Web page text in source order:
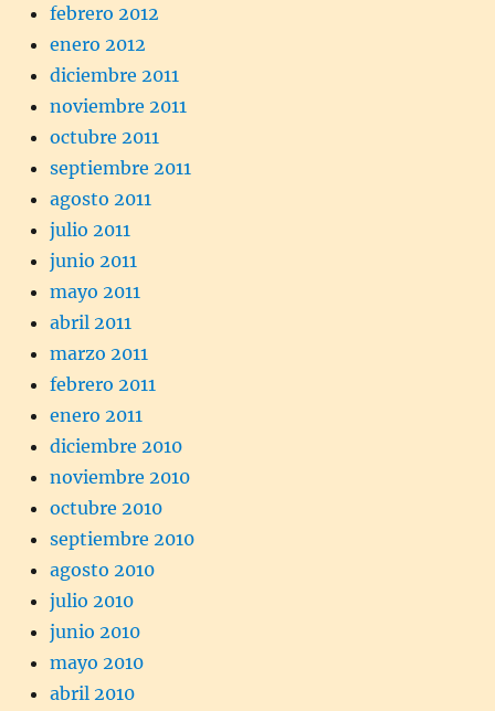
febrero 2012
enero 2012
diciembre 2011
noviembre 2011
octubre 2011
septiembre 2011
agosto 2011
julio 2011
junio 2011
mayo 2011
abril 2011
marzo 2011
febrero 2011
enero 2011
diciembre 2010
noviembre 2010
octubre 2010
septiembre 2010
agosto 2010
julio 2010
junio 2010
mayo 2010
abril 2010